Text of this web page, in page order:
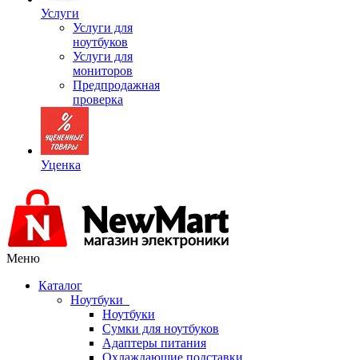
Услуги
Услуги для
ноутбуков
Услуги для
мониторов
Предпродажная
проверка
Уценка
Меню
Каталог
Ноутбуки
Ноутбуки
Сумки для ноутбуков
Адаптеры питания
Охлаждающие подставки